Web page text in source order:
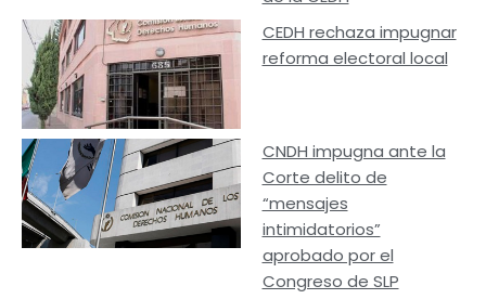
CEDH rechaza impugnar
reforma electoral local
CNDH impugna ante la
Corte delito de
“mensajes
intimidatorios”
aprobado por el
Congreso de SLP